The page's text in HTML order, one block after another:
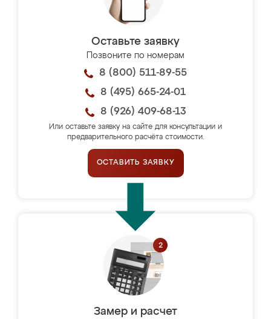
Оставьте заявку
Позвоните по номерам
8 (800) 511-89-55
8 (495) 665-24-01
8 (926) 409-68-13
Или оставьте заявку на сайте для консультации и
предварительного расчёта стоимости.
ОСТАВИТЬ ЗАЯВКУ
Замер и расчет